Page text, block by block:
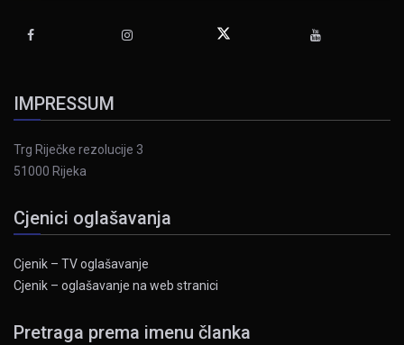
IMPRESSUM
Trg Riječke rezolucije 3
51000 Rijeka
Cjenici oglašavanja
Cjenik – TV oglašavanje
Cjenik – oglašavanje na web stranici
Pretraga prema imenu članka